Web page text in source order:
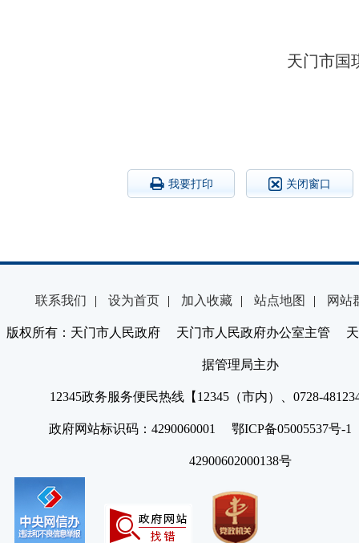
天门市国
我要打印 关闭窗口
联系我们 | 设为首页 | 加入收藏 | 站点地图 | 网站
版权所有：天门市人民政府 天门市人民政府办公室主管 天
据管理局主办
12345政务服务便民热线【12345（市内）、0728-
政府网站标识码：4290060001 鄂ICP备05005537号
42900602000138号